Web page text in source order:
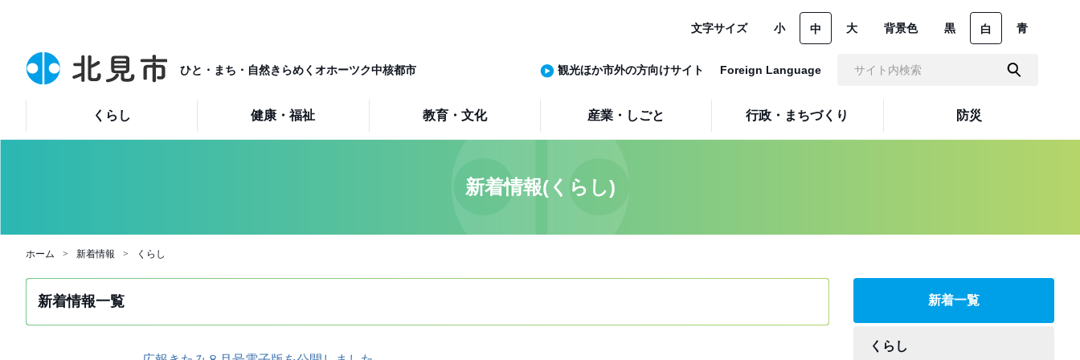
ひと・まち・自然きらめくオホーツク中核都市
くらし 健康・福祉 教育・文化 産業・しごと 行政・まちづくり 防災
文字サイズ 小 中 大 背景色 黒 白 青
観光ほか市外の方向けサイト Foreign Language
新着情報(くらし)
ホーム 新着情報 くらし
新着情報一覧 新着一覧
くらし